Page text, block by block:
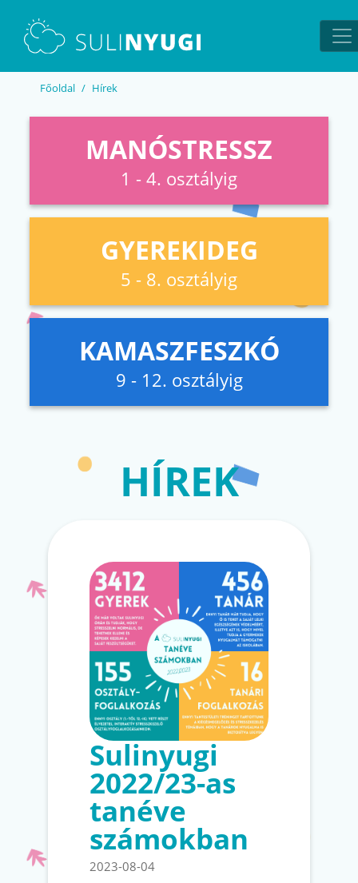
Főoldal Hírek
MANÓSTRESSZ
1 - 4. osztályig
GYEREKIDEG
5 - 8. osztályig
KAMASZFESZKÓ
9 - 12. osztályig
HÍREK
Sulinyugi
2022/23-as
tanéve
számokban
2023-08-04